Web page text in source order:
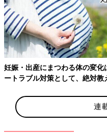
妊娠・出産にまつわる体の変
ートラブル対策として、絶対
連